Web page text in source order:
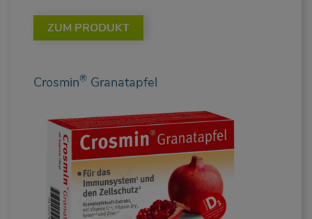
ZUM PRODUKT
Crosmin® Granatapfel